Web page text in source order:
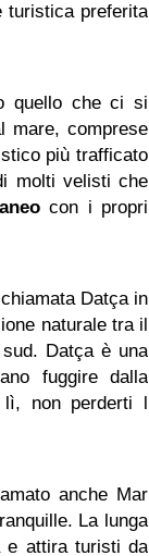
turistica preferita
quello che ci si
mare, comprese
più trafficato
molti velisti che
con i propri
Datça in
naturale tra il
Datça è una
fuggire dalla
lì, non perderti l
anche Mar
La lunga
e attira turisti da